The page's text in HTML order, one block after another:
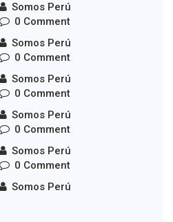
N° 010-2020-
N° 009-2020-
Somos Perú
0 Comment
Somos Perú
0 Comment
Somos Perú
0 Comment
Somos Perú
0 Comment
Somos Perú
0 Comment
Somos Perú